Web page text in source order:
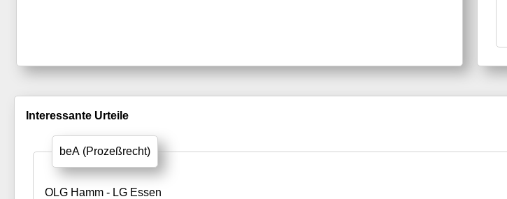
Interessante Urteile
beA (Prozeßrecht)
OLG Hamm - LG Essen